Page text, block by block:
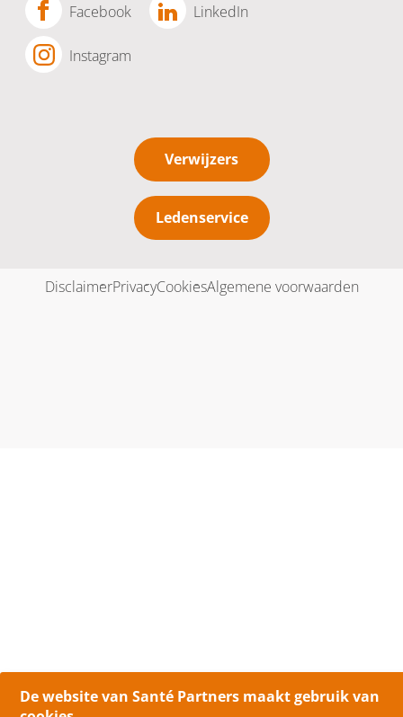
De website van Santé Partners maakt gebruik van
Facebook LinkedIn
Instagram
Verwijzers
Ledenservice
DisclaimerPrivacyCookiesAlgemene voorwaarden